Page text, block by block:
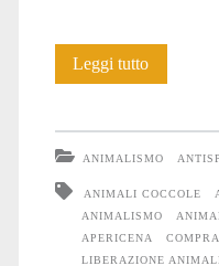
Leggi tutto
ANIMALISMO
ANIMALI COCCOLE
ANIMALISMO
APERICENA
LIBERAZIONE